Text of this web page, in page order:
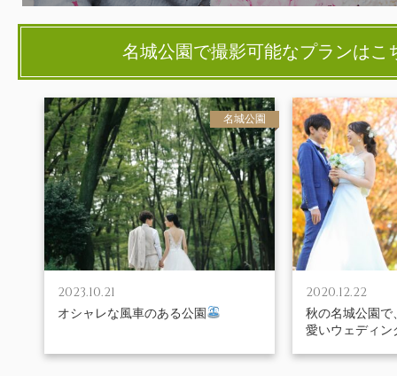
名城公園で撮影可能なプランはこ
2023.10.21
オシャレな風車のある公園
名城公園
2020.12.22
秋の名城公園で
愛いウェディ